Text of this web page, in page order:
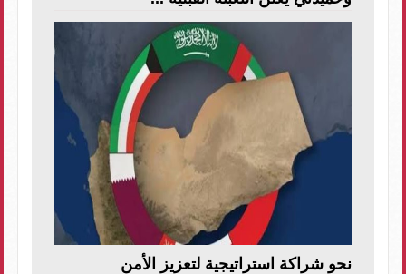
نحو شراكة استراتيجية لتعزيز الأمن